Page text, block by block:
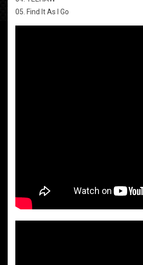
05. Find It As I Go